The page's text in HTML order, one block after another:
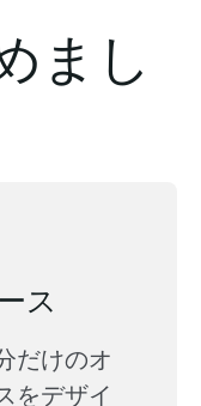
まし
ス
だけのオ
をデザイ